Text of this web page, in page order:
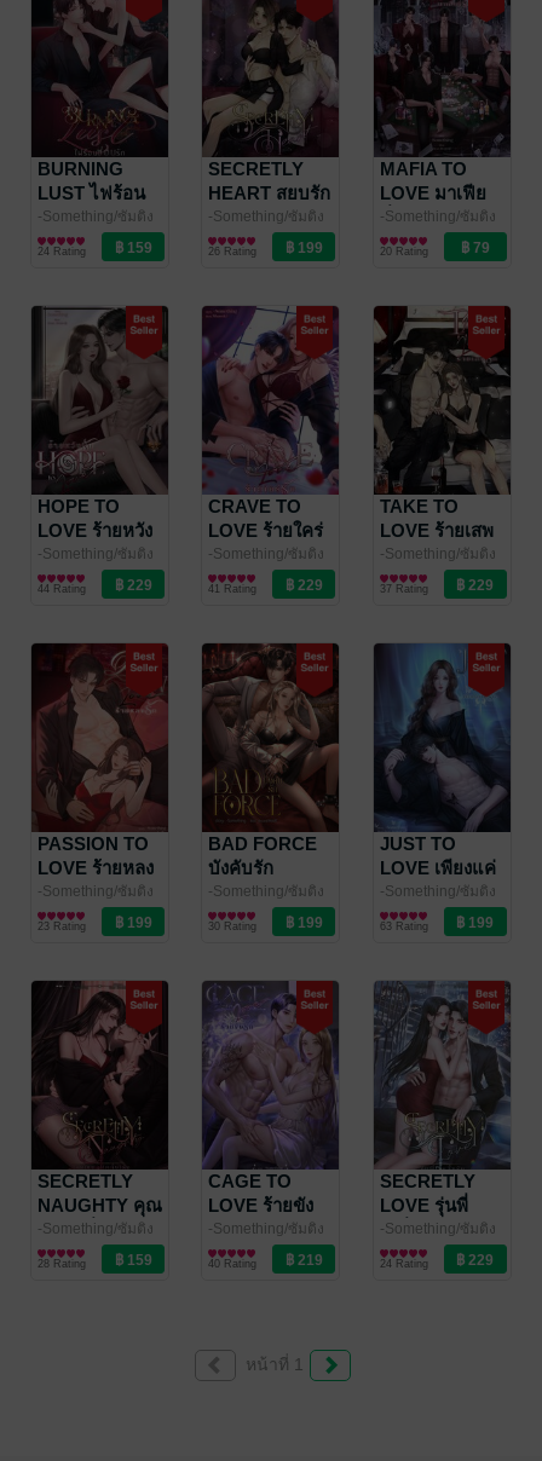
BURNING
LUST ไฟร้อน
ซ่อนรัก
-Something/ซัมติง
นิยายโรมานซ์
24 Rating
SECRETLY
HEART สยบรัก
-Something/ซัมติง
นิยายโรมานซ์
26 Rating
MAFIA TO
LOVE มาเฟีย
ที่รัก (Special)
-Something/ซัมติง
นิยายโรมานซ์
20 Rating
HOPE TO
LOVE ร้ายหวัง
รัก
-Something/ซัมติง
นิยายโรมานซ์
44 Rating
CRAVE TO
LOVE ร้ายใคร่
รัก
-Something/ซัมติง
นิยายโรมานซ์
41 Rating
TAKE TO
LOVE ร้ายเสพ
รัก
-Something/ซัมติง
นิยายโรมานซ์
37 Rating
PASSION TO
LOVE ร้ายหลง
รัก
-Something/ซัมติง
นิยายโรมานซ์
23 Rating
BAD FORCE
บังคับรัก
-Something/ซัมติง
นิยายโรมานซ์
30 Rating
JUST TO
LOVE เพียงแค่
รัก
-Something/ซัมติง
นิยายโรมานซ์
63 Rating
SECRETLY
NAUGHTY คุณ
หนู (คลั่ง) รัก
-Something/ซัมติง
นิยายโรมานซ์
28 Rating
CAGE TO
LOVE ร้ายขัง
รัก
-Something/ซัมติง
นิยายโรมานซ์
40 Rating
SECRETLY
LOVE รุ่นพี่
(คลั่ง) รัก
-Something/ซัมติง
นิยายโรมานซ์
24 Rating
หน้าที่ 1